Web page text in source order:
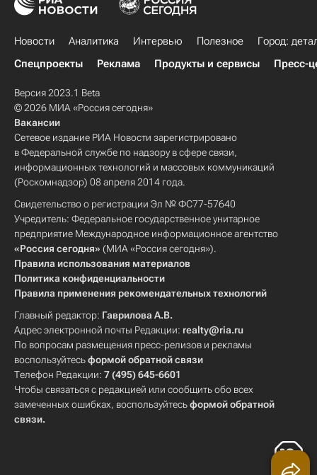
Новости Аналитика Интервью Полезное
Город:
Спецпроекты
Реклама Продукты и сервисы Пресс-
Версия 2023.1 Beta
© 2026 МИА «Россия сегодня»
Вакансии
Сетевое издание РИА Новости зарегистрировано
в Федеральной службе по надзору в сфере связи,
информационных технологий и массовых коммуникаций
(Роскомнадзор) 08 апреля 2014 года.
Свидетельство о регистрации Эл № ФС77-57640
Учредитель: Федеральное государственное унитарное
предприятие Международное информационное агентство
«Россия сегодня» (МИА «Россия сегодня»).
Правила использования материалов
Политика конфиденциальности
Правила применения рекомендательных технологий
Главный редактор: Гаврилова А.В.
Адрес электронной почты Редакции: realty@ria.ru
По вопросам размещения пресс-релизов и рекламы
воспользуйтесьформой обратной связи
Телефон Редакции: 7 (495) 645-6601
Чтобы связаться с редакцией или сообщить обо всех
замеченных ошибках, воспользуйтесьформой обратной
связи.